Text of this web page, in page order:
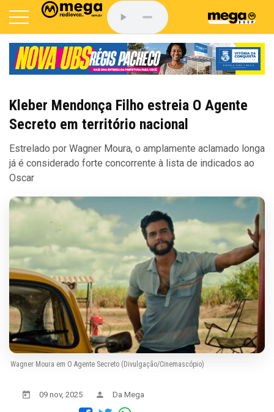
Kleber Mendonça Filho estreia O Agente
Secreto em território nacional
Estrelado por Wagner Moura, o amplamente aclamado longa
já é considerado forte concorrente à lista de indicados ao
Oscar
Wagner Moura em O Agente Secreto (Divulgação/Cinemascópio)
09 nov, 2025 Da Mega